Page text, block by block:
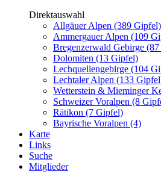
Direktauswahl
Allgäuer Alpen (389 Gipfel)
Ammergauer Alpen (109
Bregenzerwald Gebirge
Dolomiten (13 Gipfel)
Lechquellengebirge (104
Lechtaler Alpen (133
Wetterstein & Mieminger
Schweizer Voralpen (8
Rätikon (7 Gipfel)
Bayrische Voralpen (4)
Karte
Links
Suche
Mitglieder